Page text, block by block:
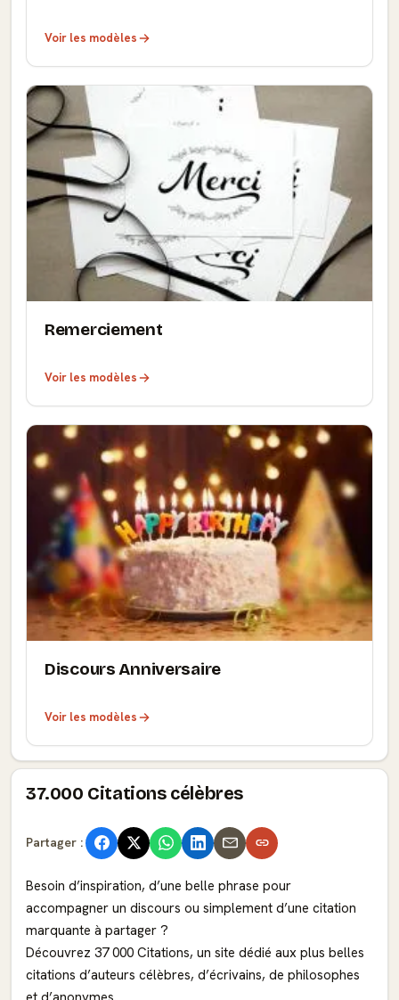
Voir les modèles
Remerciement
Voir les modèles
Discours Anniversaire
Voir les modèles
37.000 Citations célèbres
Partager :
Besoin d’inspiration, d’une belle phrase pour
accompagner un discours ou simplement d’une citation
marquante à partager ?
Découvrez 37 000 Citations, un site dédié aux plus belles
citations d’auteurs célèbres, d’écrivains, de philosophes